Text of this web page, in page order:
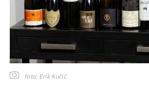
foto: Erik Kučić